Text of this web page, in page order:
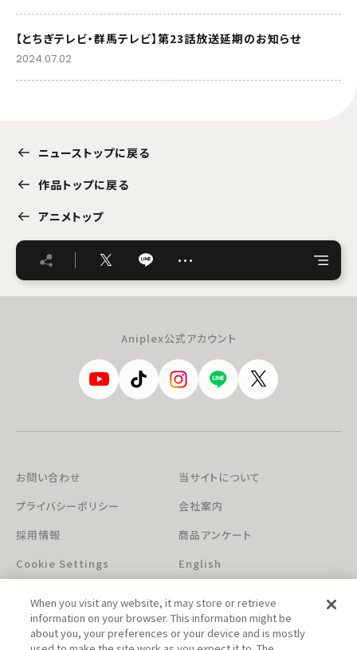
【とちぎテレビ・群馬テレビ】第23話放送延期のお知らせ
2024.07.02
ニューストップに戻る
作品トップに戻る
アニメトップ
…
Aniplex公式アカウント
お問い合わせ
当サイトについて
プライバシーポリシー
会社案内
採用情報
商品アンケート
Cookie Settings
English
When you visit any website, it may store or retrieve
information on your browser. This information might be
about you, your preferences or your device and is mostly